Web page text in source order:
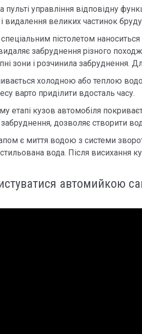
управління відповідну
видалення великих частинок
пістолетом
забруднення різного
зони і розчинила забруднення.
холодною або теплою
варто приділити вдосталь часу.
етапі кузов автомобіля
забруднення, дозволяє створити
є миття водою з системи
вода. Після висихання
автомийкою